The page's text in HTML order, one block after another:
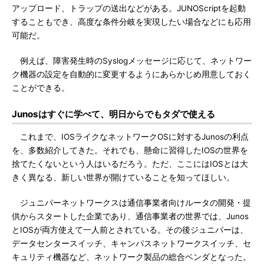
アップロード、トラップの送出などがある。JUNOScriptを起動
することもでき、高度な条件分岐を実現したい場合などにも応用
可能だ。
例えば、障害発生時のSyslogメッセージに応じて、ネットワー
ク機器の設定を自動的に変更するようにあらかじめ用意しておく
ことができる。
Junosはすぐに学べて、明日からでもタダで使える
これまで、IOSライクなネットワークOSに対するJunosの利点
を、多数紹介してきた。それでも、懸命に習得したIOSの世界を
捨てたくないという人はいるだろう。ただ、ここにはIOSとは大
きく異なる、新しい世界が開けていることを知ってほしい。
ジュニパーネットワークスは通信事業者向けルータの開発・提
供からスタートした企業であり、通信事業者の世界では、Junos
とIOSが両方使えて一人前とされている。その後ジュニパーは、
データセンタースイッチ、キャンパスネットワークスイッチ、セ
キュリティ機器など、ネットワーク製品の総合ベンダとなった。